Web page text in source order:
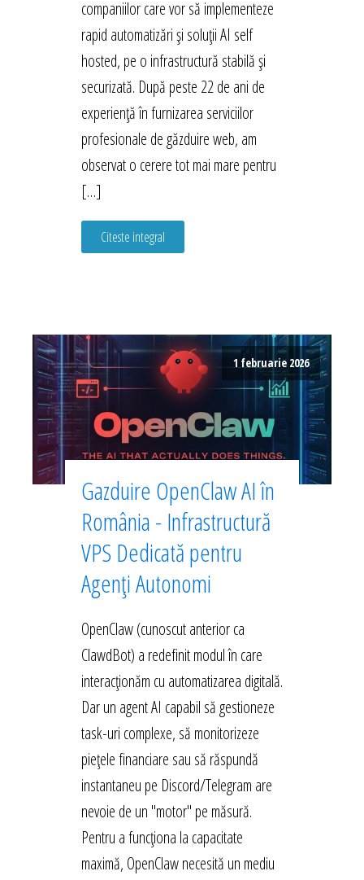
companiilor care vor să implementeze
rapid automatizări și soluții AI self
hosted, pe o infrastructură stabilă și
securizată. După peste 22 de ani de
experiență în furnizarea serviciilor
profesionale de găzduire web, am
observat o cerere tot mai mare pentru
[…]
Citeste integral
1 februarie 2026
Gazduire OpenClaw AI în
România - Infrastructură
VPS Dedicată pentru
Agenți Autonomi
OpenClaw (cunoscut anterior ca
ClawdBot) a redefinit modul în care
interacționăm cu automatizarea digitală.
Dar un agent AI capabil să gestioneze
task-uri complexe, să monitorizeze
piețele financiare sau să răspundă
instantaneu pe Discord/Telegram are
nevoie de un "motor" pe măsură.
Pentru a funcționa la capacitate
maximă, OpenClaw necesită un mediu